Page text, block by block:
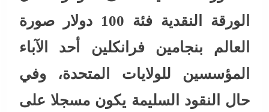
الورقة النقدية فئة 100 دولار صورة
العالم بنجامين فرانكلين أحد الآباء
المؤسسين للولايات المتحدة، وفي
حال النقود السليمة يكون مسجلا على